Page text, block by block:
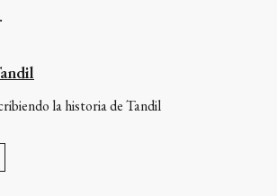
la historia de Tandil